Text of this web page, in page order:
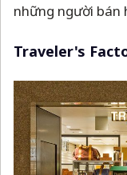
những người bán
Traveler's